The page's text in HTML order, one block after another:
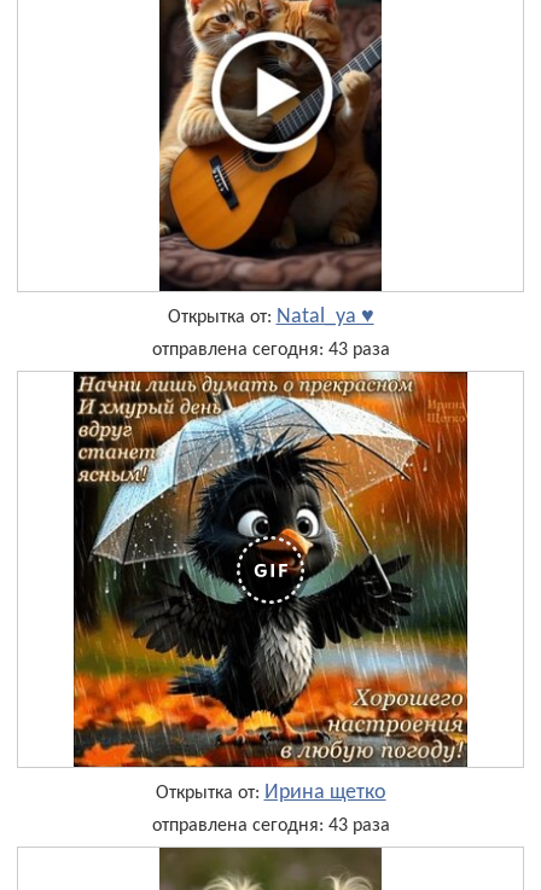
Открытка от: Natal_ya ♥
отправлена сегодня: 43 раза
Открытка от: Ирина щетко
отправлена сегодня: 43 раза